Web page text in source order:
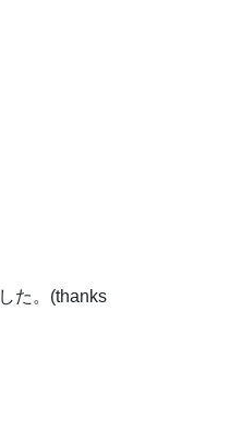
た。(thanks